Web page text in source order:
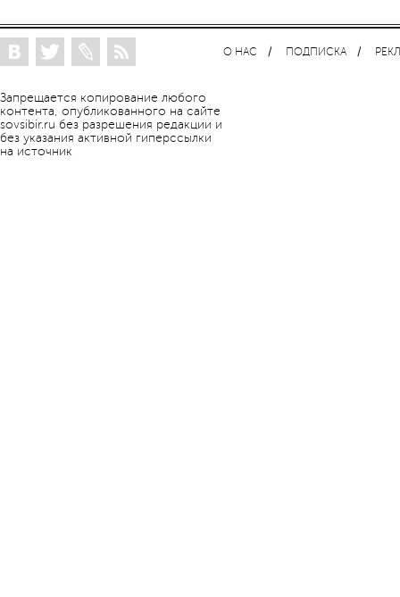
Запрещается копирование любого
контента, опубликованного на сайте
sovsibir.ru без разрешения редакции и
без указания активной гиперссылки
на источник
О НАС ПОДПИСКА